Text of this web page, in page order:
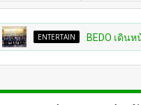
BEDO เดินหน้าจัดกิจกรร